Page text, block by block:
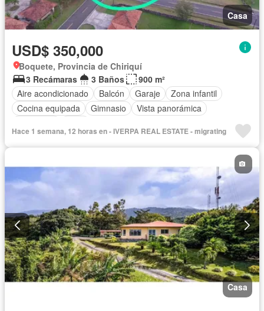
Casa
USD$ 350,000
Boquete, Provincia de Chiriquí
3 Recámaras
3 Baños
900 m²
Aire acondicionado
Balcón Garaje
Zona infantil
Cocina equipada
Gimnasio
Vista panorámica
Hace 1 semana, 12 horas en - IVERPA REAL ESTATE - migrating
Casa